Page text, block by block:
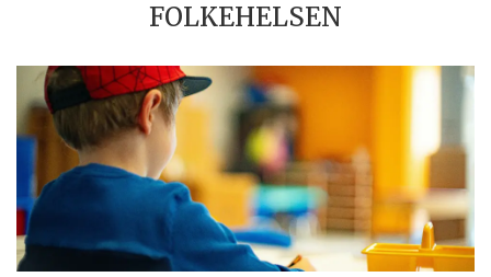
FOLKEHELSEN